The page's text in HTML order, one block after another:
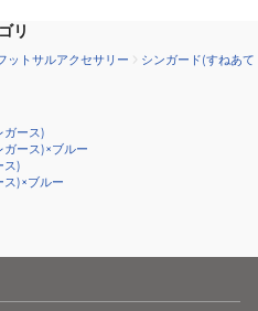
リ
ットサルアクセサリー シンガード(すねあ
ガース)
ース)×ブルー
ス)
ス)×ブルー